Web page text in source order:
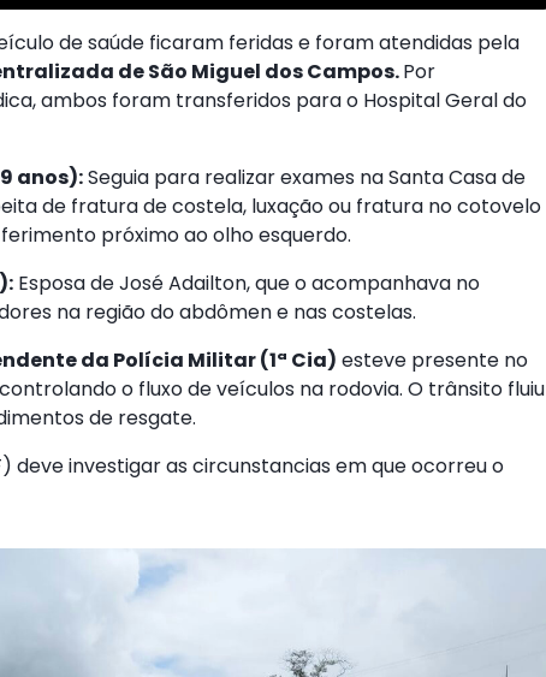
de saúde ficaram feridas e foram atendidas pela
de São Miguel dos Campos.Por
ambos foram transferidos para o Hospital Geral do
anos):Seguia para realizar exames na Santa Casa de
de fratura de costela, luxação ou fratura no cotovelo
próximo ao olho esquerdo.
Esposa de José Adailton, que o acompanhava no
na região do abdômen e nas costelas.
da Polícia Militar (1ª Cia) esteve presente no
o fluxo de veículos na rodovia. O trânsito fluiu
de resgate.
deve investigar as circunstancias em que ocorreu o